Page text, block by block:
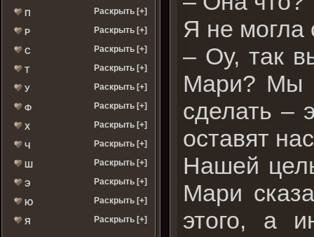
П Раскрыть [+]
Р Раскрыть [+]
С Раскрыть [+]
Т Раскрыть [+]
У Раскрыть [+]
Ф Раскрыть [+]
Х Раскрыть [+]
Ч Раскрыть [+]
Ш Раскрыть [+]
Э Раскрыть [+]
Ю Раскрыть [+]
Я Раскрыть [+]
Я не могла
– Оу, так
Мари? Мы
сделать –
оставят
Нашей
Мари
этого, а